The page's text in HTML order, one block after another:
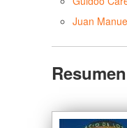
Juan